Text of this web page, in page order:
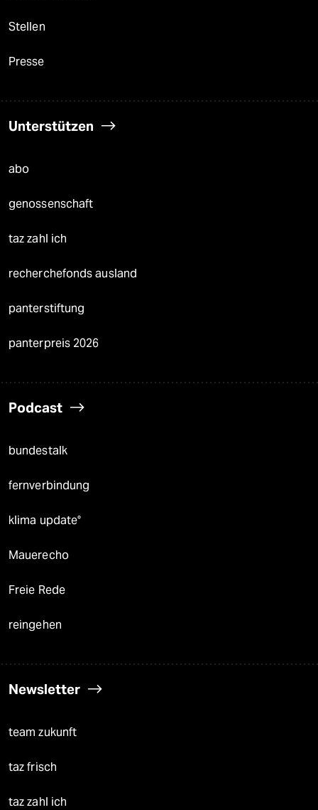
Stellen
Presse
Unterstützen
abo
genossenschaft
taz zahl ich
recherchefonds ausland
panterstiftung
panterpreis 2026
Podcast
bundestalk
fernverbindung
klima update°
Mauerecho
Freie Rede
reingehen
Newsletter
team zukunft
taz frisch
taz zahl ich